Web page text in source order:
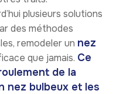
plusieurs solutions
des méthodes
remodeler un nez
que jamais. Ce
de la
nez bulbeux et les